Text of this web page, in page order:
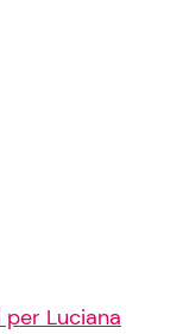
Luciana